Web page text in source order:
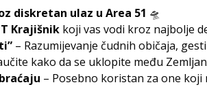
diskretan ulaz u Area 51 🛸
Krajišnik koji vas vodi kroz najbolje
– Razumijevanje čudnih običaja,
kako da se uklopite među
– Posebno koristan za one koji